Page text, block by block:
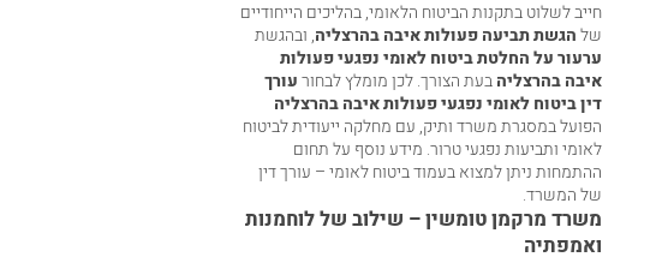
חייב לשלוט בתקנות הביטוח הלאומי, בהליכים הייחודיים
שלהגשת תביעה פעולות איבה בהרצליה, ובהגשת
ערעור על החלטת ביטוח לאומי נפגעי פעולות
איבה בהרצליהבעת הצורך. לכן מומלץ לבחורעורך
דין ביטוח לאומי נפגעי פעולות איבה בהרצליה
הפועל במסגרת משרד ותיק, עם מחלקה ייעודית לביטוח
לאומי ותביעות נפגעי טרור. מידע נוסף על תחום
ההתמחות ניתן למצוא בעמודביטוח לאומי – עורך דין
של המשרד.
משרד מרקמן טומשין – שילוב של לוחמנות
ואמפתיה